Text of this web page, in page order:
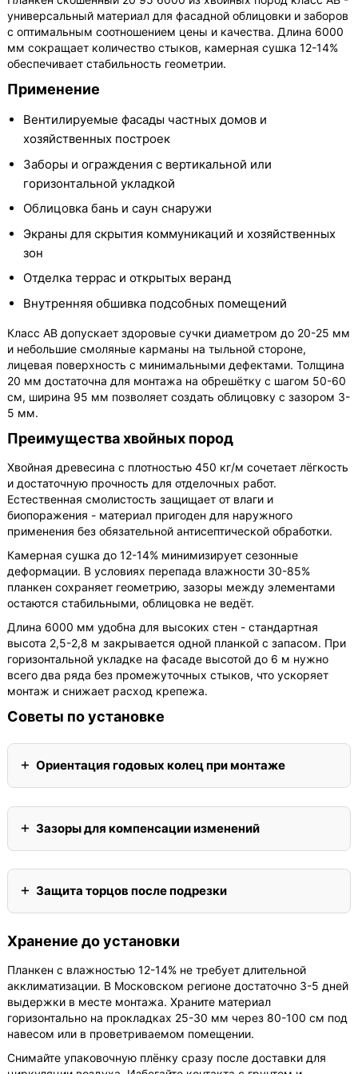
универсальный материал для фасадной облицовки и заборов
с оптимальным соотношением цены и качества. Длина 6000
мм сокращает количество стыков, камерная сушка 12-14%
обеспечивает стабильность геометрии.
Применение
Вентилируемые фасады частных домов и
хозяйственных построек
Заборы и ограждения с вертикальной или
горизонтальной укладкой
Облицовка бань и саун снаружи
Экраны для скрытия коммуникаций и хозяйственных
зон
Отделка террас и открытых веранд
Внутренняя обшивка подсобных помещений
Класс АВ допускает здоровые сучки диаметром до 20-25 мм
и небольшие смоляные карманы на тыльной стороне,
лицевая поверхность с минимальными дефектами. Толщина
20 мм достаточна для монтажа на обрешётку с шагом 50-60
см, ширина 95 мм позволяет создать облицовку с зазором 3-
5 мм.
Преимущества хвойных пород
Хвойная древесина с плотностью 450 кг/м сочетает лёгкость
и достаточную прочность для отделочных работ.
Естественная смолистость защищает от влаги и
биопоражения - материал пригоден для наружного
применения без обязательной антисептической обработки.
Камерная сушка до 12-14% минимизирует сезонные
деформации. В условиях перепада влажности 30-85%
планкен сохраняет геометрию, зазоры между элементами
остаются стабильными, облицовка не ведёт.
Длина 6000 мм удобна для высоких стен - стандартная
высота 2,5-2,8 м закрывается одной планкой с запасом. При
горизонтальной укладке на фасаде высотой до 6 м нужно
всего два ряда без промежуточных стыков, что ускоряет
монтаж и снижает расход крепежа.
Советы по установке
Ориентация годовых колец при монтаже
Зазоры для компенсации изменений
Защита торцов после подрезки
Хранение до установки
Планкен с влажностью 12-14% не требует длительной
акклиматизации. В Московском регионе достаточно 3-5 дней
выдержки в месте монтажа. Храните материал
горизонтально на прокладках 25-30 мм через 80-100 см под
навесом или в проветриваемом помещении.
Снимайте упаковочную плёнку сразу после доставки для